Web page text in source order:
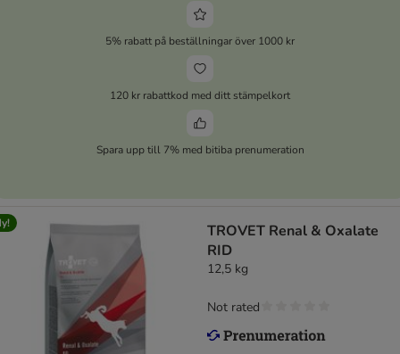
5% rabatt på beställningar över 1000 kr
120 kr rabattkod med ditt stämpelkort
Spara upp till 7% med bitiba prenumeration
TROVET Renal & Oxalate
RID
12,5 kg
Not rated